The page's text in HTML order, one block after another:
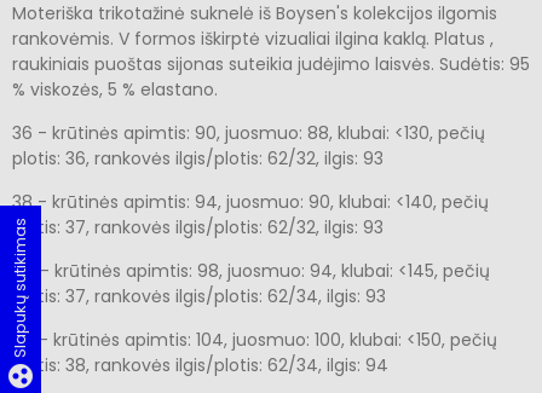
Moteriška trikotažinė suknelė iš Boysen's kolekcijos ilgomis
rankovėmis. V formos iškirptė vizualiai ilgina kaklą. Platus ,
raukiniais puoštas sijonas suteikia judėjimo laisvės. Sudėtis: 95
% viskozės, 5 % elastano.
36 - krūtinės apimtis: 90, juosmuo: 88, klubai: <130, pečių
plotis: 36, rankovės ilgis/plotis: 62/32, ilgis: 93
38 - krūtinės apimtis: 94, juosmuo: 90, klubai: <140, pečių
plotis: 37, rankovės ilgis/plotis: 62/32, ilgis: 93
40 - krūtinės apimtis: 98, juosmuo: 94, klubai: <145, pečių
plotis: 37, rankovės ilgis/plotis: 62/34, ilgis: 93
42 - krūtinės apimtis: 104, juosmuo: 100, klubai: <150, pečių
plotis: 38, rankovės ilgis/plotis: 62/34, ilgis: 94
group_work
Slapukų sutikimas